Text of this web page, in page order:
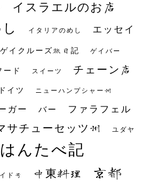
イスラエルのお店
イタリアのめし エッセイ
ゲイクルーズ旅日記 ゲイバー
ード スイーツ チェーン店
ドイツ ニューハンプシャー州
ガー バー ファラフェル
サチューセッツ州 ユダヤ
んたべ記
ド号 中東料理 京都